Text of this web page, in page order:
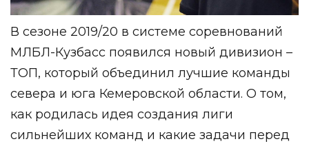
В сезоне 2019/20 в системе соревнований
МЛБЛ-Кузбасс появился новый дивизион –
ТОП, который объединил лучшие команды
севера и юга Кемеровской области. О том,
как родилась идея создания лиги
сильнейших команд и какие задачи перед